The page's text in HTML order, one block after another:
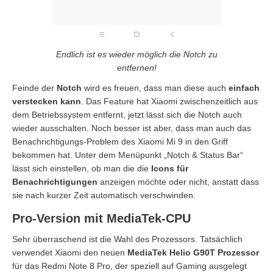
Endlich ist es wieder möglich die Notch zu
entfernen!
Feinde der Notch wird es freuen, dass man diese auch einfach
verstecken kann . Das Feature hat Xiaomi zwischenzeitlich aus
dem Betriebssystem entfernt, jetzt lässt sich die Notch auch
wieder ausschalten. Noch besser ist aber, dass man auch das
Benachrichtigungs-Problem des Xiaomi Mi 9 in den Griff
bekommen hat. Unter dem Menüpunkt „Notch & Status Bar“
lässt sich einstellen, ob man die die Icons für
Benachrichtigungen anzeigen möchte oder nicht, anstatt dass
sie nach kurzer Zeit automatisch verschwinden.
Pro-Version mit MediaTek-CPU
Sehr überraschend ist die Wahl des Prozessors. Tatsächlich
verwendet Xiaomi den neuen MediaTek Helio G90T Prozessor
für das Redmi Note 8 Pro, der speziell auf Gaming ausgelegt